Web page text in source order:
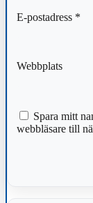
E-postadress *
Webbplats
Spara mitt
webbläsare till